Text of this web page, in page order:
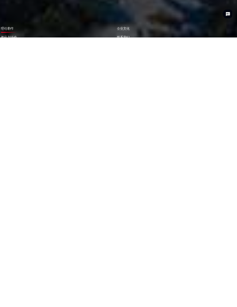
理论著作 企业文化
资讯与活动 联系我们